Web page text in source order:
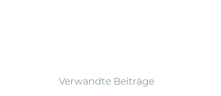
Verwandte Beiträge